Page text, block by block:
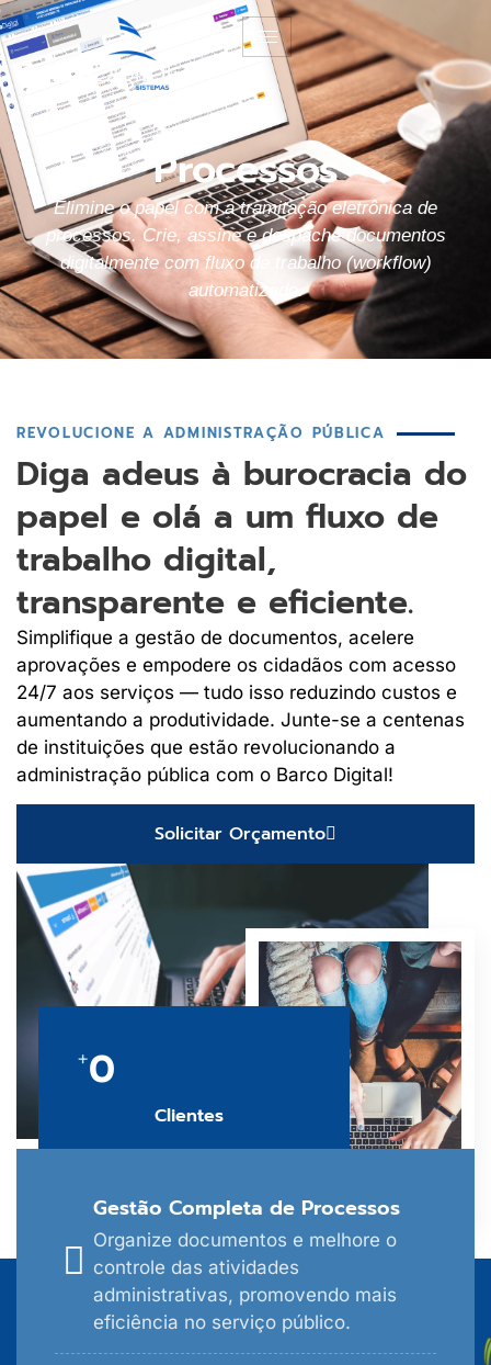
Processos
Elimine o papel com a tramitação eletrônica de
processos. Crie, assine e despache documentos
digitalmente com fluxo de trabalho (workflow)
automatizado.
REVOLUCIONE A ADMINISTRAÇÃO PÚBLICA
Diga adeus à burocracia do
papel e olá a um fluxo de
trabalho digital,
transparente e eficiente.
Simplifique a gestão de documentos, acelere
aprovações e empodere os cidadãos com acesso
24/7 aos serviços — tudo isso reduzindo custos e
aumentando a produtividade. Junte-se a centenas
de instituições que estão revolucionando a
administração pública com o Barco Digital!
Solicitar Orçamento
+0
Clientes
Gestão Completa de Processos
Organize documentos e melhore o
controle das atividades
administrativas, promovendo mais
eficiência no serviço público.